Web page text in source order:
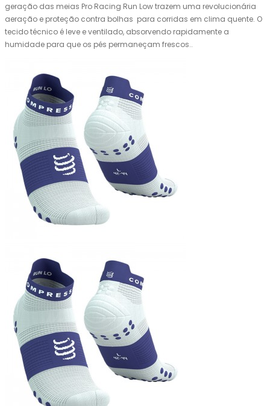
geração das meias Pro Racing Run Low trazem uma revolucionária
aeração e proteção contra bolhas para corridas em clima quente. O
tecido técnico é leve e ventilado, absorvendo rapidamente a
humidade para que os pés permaneçam frescos..